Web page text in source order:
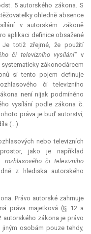
5 autorského zákona. S
ohledně absence
v autorském zákoně
aplikaci definice obsažené
totiž zřejmé, že použití
či televizního vysílání“ v
zákonodárcem
si tento pojem definuje
či televizního
není nijak podmíněno
vysílání podle zákona č.
práva je buď autorství,
(...).
nebo televizních
jako je například
rozhlasového či televizního
z hlediska autorského
Právo autorské zahrnuje
práva majetková (§ 12 a
autorského zákona je právo
osobám pouze tehdy,